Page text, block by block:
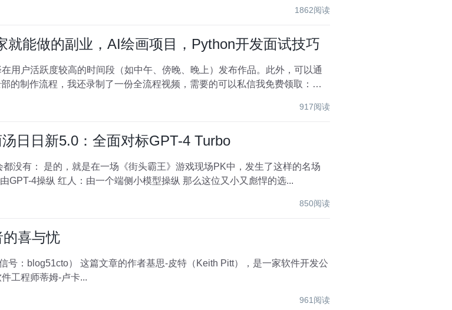
1862阅读
能做的副业，AI绘画项目，Python开发面试技巧
917阅读
日日新5.0：全面对标GPT-4 Turbo
发生了这样的名场
面。 而且二者还是不在一个“重量级”的那种： 绿人：由GPT-4操纵 红人：由一个端侧小模型操纵 那么这位又小又彪悍的选...
850阅读
的喜与忧
工程师蒂姆-卢卡...
961阅读